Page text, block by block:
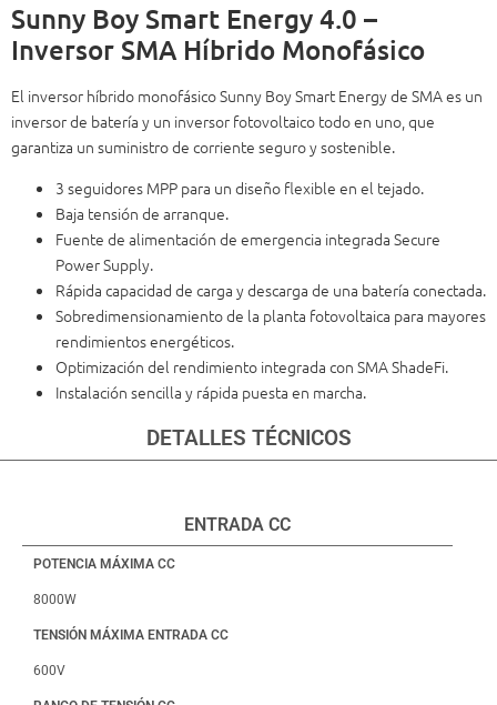
Sunny Boy Smart Energy 4.0 –
Inversor SMA Híbrido Monofásico
El inversor híbrido monofásico Sunny Boy Smart Energy de SMA es un
inversor de batería y un inversor fotovoltaico todo en uno, que
garantiza un suministro de corriente seguro y sostenible.
3 seguidores MPP para un diseño flexible en el tejado.
Baja tensión de arranque.
Fuente de alimentación de emergencia integrada Secure
Power Supply.
Rápida capacidad de carga y descarga de una batería conectada.
Sobredimensionamiento de la planta fotovoltaica para mayores
rendimientos energéticos.
Optimización del rendimiento integrada con SMA ShadeFi.
Instalación sencilla y rápida puesta en marcha.
DETALLES TÉCNICOS
ENTRADA CC
POTENCIA MÁXIMA CC
8000W
TENSIÓN MÁXIMA ENTRADA CC
600V